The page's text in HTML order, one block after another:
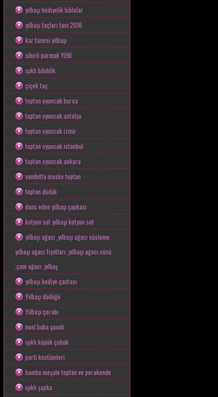
yılbaşı hediyelik biblolar
yılbaşı taçları tacı 2016
kar tanesi yılbaşı
sihirli parmak YENİ
ışıklı bileklik
çiçek taç
toptan oyuncak bursa
toptan oyuncak antalya
toptan oyuncak izmir
toptan oyuncak istanbul
toptan oyuncak ankara
vandetta maske toptan
toptan düdük
dans eden yılbaşı şapkası
kotyon set yılbaşı kotyon set
yilbaşı ağacı ,yılbaşı ağacı süsleme,
yılbaşı ağacı fiyatları ,yılbaşı ağacı süsü
,çam ağacı ,yılbaş
yılbaşı hediye çantası
Yılbaşı düdüğü
Yılbaşı çorabı
noel baba çuvalı
ışıklı köpük çubuk
parti kostümleri
bambu meşale toptan ve perakende
ışıklı şapka